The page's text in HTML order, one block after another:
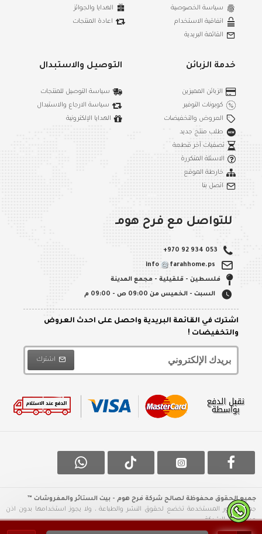
سياسة الخصوصية
اتفاقية الاستخدام
القائمة البريدية
الهدايا والجوائز
اعادة المنتجات
خدمة الزبائن
الزبائن المميزين
كوبونات التوفير
العروض والتخفيضات
طلب منتج جديد
تصفيات آخر قطعة
الاسئلة المتكررة
خارطة الموقع
اتصل بنا
التوصيل والاستبدال
سياسة التوصيل للمنتجات
سياسة الارجاع والاستبدال
الهدايا الإلكترونية
للتواصل مع فرح هومـ
+970 92 934 053
info farahhome.ps
فلسطين - قلقيلية - مجمع المدينة
السبت - الخميس من 09:00 ص - 09:00 م
اشترك في القائمة البريدية واحصل على احدث العروض
والتخفيضات !
اشترك
جميع الحقوق محفوظة لصالح شركة فرح هوم - بيت الستائر والمفروشات ™
جميع الصور المستخدمة تخضع لحقوق النشر والطباعة ، ولا يجوز استخدامها بدون اذن
مسبق من الشركة